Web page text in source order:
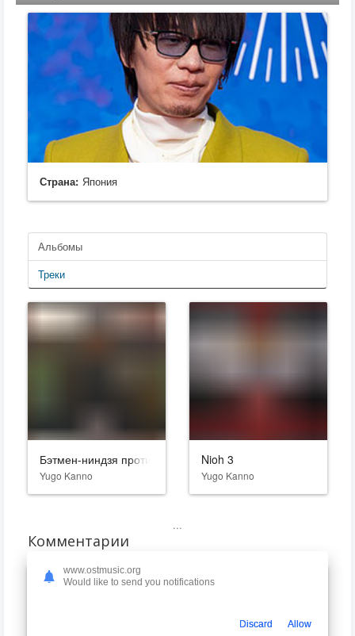
Страна: Япония
Альбомы
Треки
Бэтмен-ниндзя против Лиги якудза
Yugo Kanno
Nioh 3
Yugo Kanno
...
Комментарии
оценивать, оставлять комментарии, создавать
www.ostmusic.org
Would like to send you notifications
Discard Allow